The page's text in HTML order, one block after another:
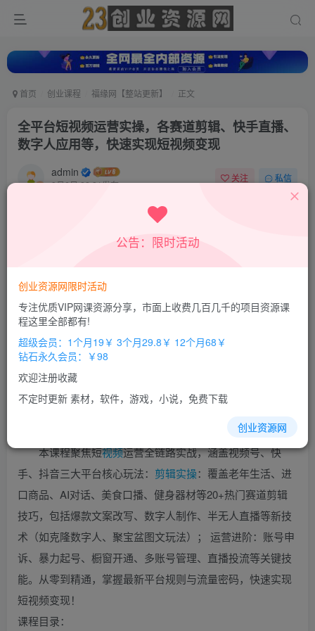
首页 创业课程 福缘网【整站更新】 正文
全平台短视频运营实操，各赛道剪辑、快手直播、
数字人应用等，快速实现短视频变现
admin
9月6日 22:21发布
关注 私信
超级会员
立即购买
您当前未登录！建议登陆后购买，办理会员包月更省钱，可保存购
本课程聚焦短视频运营全链路实战，涵盖视频号、快
手、抖音三大平台核心玩法： 剪辑实操：覆盖老年生活、进
口商品、AI对话、美食口播、健身器材等20+热门赛道剪辑
技巧，包括爆款文案改写、数字人制作、半无人直播等新技
术（如克隆数字人、聚宝盆图文玩法）； 运营进阶：账号申
诉、暴力起号、橱窗开通、多账号管理、直播投流等关键技
能。从零到精通，掌握最新平台规则与流量密码，快速实现
短视频变现！
课程目录：
公告：限时活动
创业资源网限时活动
专注优质VIP网课资源分享，市面上收费几百几千的项目资源课
程这里全部都有!
超级会员：1个月19￥ 3个月29.8￥ 12个月68￥
钻石永久会员：￥98
欢迎注册收藏
不定时更新 素材，软件，游戏，小说，免费下载
创业资源网